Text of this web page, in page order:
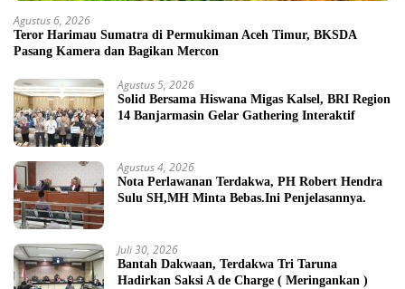
Agustus 6, 2026
Teror Harimau Sumatra di Permukiman Aceh Timur, BKSDA
Pasang Kamera dan Bagikan Mercon
Agustus 5, 2026
Solid Bersama Hiswana Migas Kalsel, BRI Region
14 Banjarmasin Gelar Gathering Interaktif
Agustus 4, 2026
Nota Perlawanan Terdakwa, PH Robert Hendra
Sulu SH,MH Minta Bebas.Ini Penjelasannya.
Juli 30, 2026
Bantah Dakwaan, Terdakwa Tri Taruna
Hadirkan Saksi A de Charge ( Meringankan )